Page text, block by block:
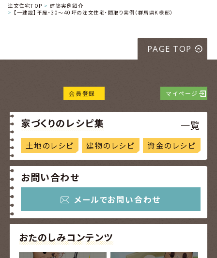
注文住宅TOP
建築実例紹介
【一建設】平屋・30～40坪の注文住宅・間取り実例（群馬県K様邸）
PAGE TOP
会員登録 マイページ
家づくりのレシピ集 一覧
土地のレシピ 建物のレシピ 資金のレシピ
お問い合わせ
メールでお問い合わせ
おたのしみコンテンツ